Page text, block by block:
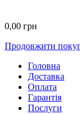
0,00 грн
Продовжити
Головна
Доставка
Оплата
Гарантія
Послуги